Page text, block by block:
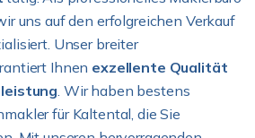
uns auf den erfolgreichen Verkauf
Unser breiter
Ihnen exzellente Qualität
. Wir haben bestens
für Kaltental, die Sie